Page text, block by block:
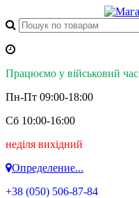
Працюємо у військовий час
Пн-Пт 09:00-18:00
Сб 10:00-16:00
неділя вихідний
Определение...
+38 (050) 506-87-84